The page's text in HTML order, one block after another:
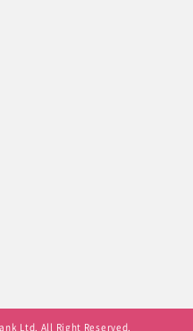
Ltd. All Right Reserved.